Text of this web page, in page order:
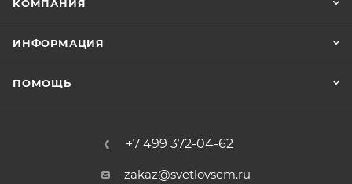
КОМПАНИЯ
ИНФОРМАЦИЯ
ПОМОЩЬ
+7 499 372-04-62
zakaz@svetlovsem.ru